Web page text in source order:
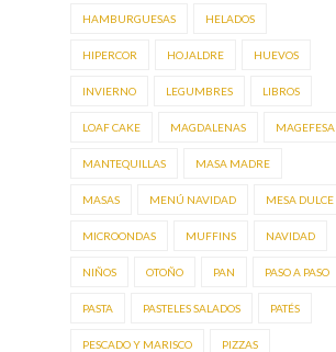
HAMBURGUESAS HELADOS
HIPERCOR HOJALDRE HUEVOS
INVIERNO LEGUMBRES LIBROS
LOAF CAKE MAGDALENAS MAGEFESA
MANTEQUILLAS MASA MADRE
MASAS MENÚ NAVIDAD MESA DULCE
MICROONDAS MUFFINS NAVIDAD
NIÑOS OTOÑO PAN PASO A PASO
PASTA PASTELES SALADOS PATÉS
PESCADO Y MARISCO PIZZAS